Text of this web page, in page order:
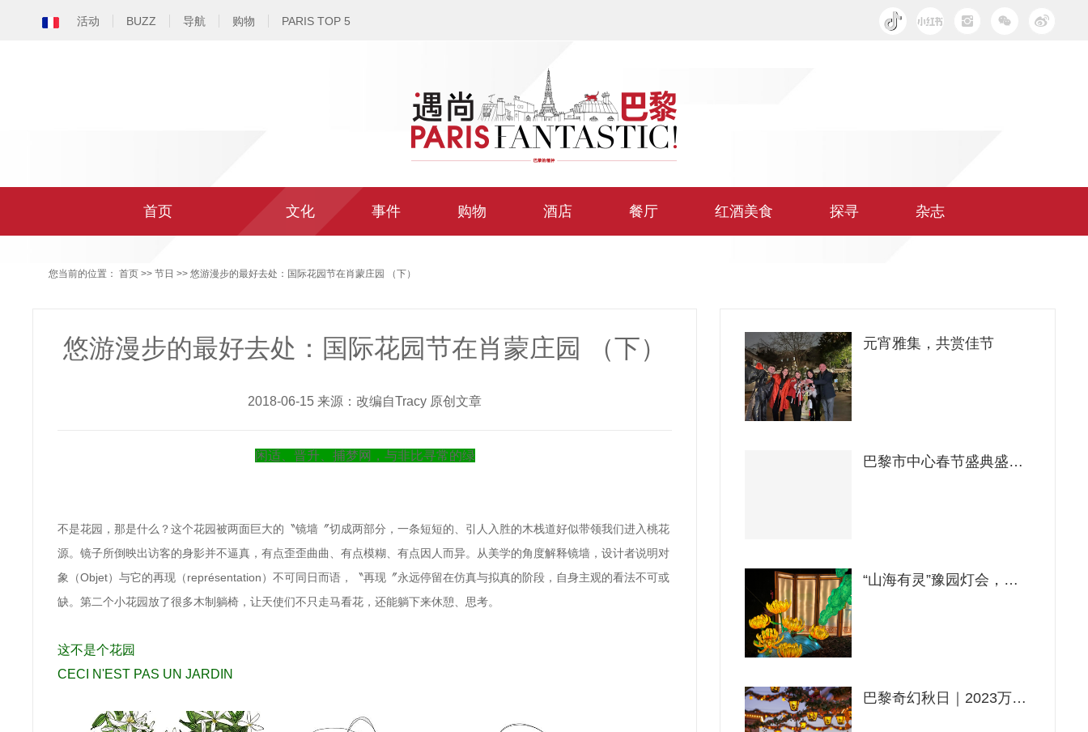
活动 BUZZ 导航 购物 PARIS TOP 5
首页 文化 事件 购物 酒店 餐厅 红酒美食 探寻 杂志
您当前的位置：首页 >>节日 >> 悠游漫步的最好去处：国际花园节在肖蒙庄园 （下）
悠游漫步的最好去处：国际花园节在肖蒙庄园 （下）
2018-06-15 来源：改编自Tracy 原创文章
闲适、晋升、捕梦网，与非比寻常的绿
不是花园，那是什么？这个花园被两面巨大的 〝镜墙〞切成两部分，一条短短的、 引人入胜的木栈道好似带领我们进入桃花
源。镜子所倒映出访客的身影并不逼真，有点歪歪曲曲、有点模糊、有点因人而异。从美学的角度解释镜墙，设计者说明对
象（Objet）与它的再现（représentation）不可同日而语，〝再现〞永远停留在仿真与拟真的阶段，自身主观的看法不可或
缺。第二个小花园放了很多木制躺椅，让天使们不只走马看花，还能躺下来休憩、思考。
这不是个花园
CECI N'EST PAS UN JARDIN
元宵雅集，共赏佳节
巴黎市中心春节盛典盛大开幕，共庆新春佳节
“山海有灵”豫园灯会，点亮巴黎的夜晚
巴黎奇幻秋日｜2023万圣节超全指南！